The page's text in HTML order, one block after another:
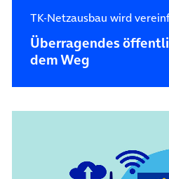
TK-Netzausbau wird
Überragendes
dem Weg